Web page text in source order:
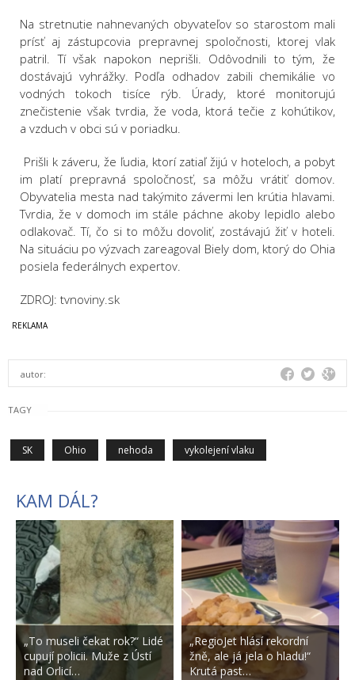
Na stretnutie nahnevaných obyvateľov so starostom mali
prísť aj zástupcovia prepravnej spoločnosti, ktorej vlak
patril. Tí však napokon neprišli. Odôvodnili to tým, že
dostávajú vyhrážky. Podľa odhadov zabili chemikálie vo
vodných tokoch tisíce rýb. Úrady, ktoré monitorujú
znečistenie však tvrdia, že voda, ktorá tečie z kohútikov,
a vzduch v obci sú v poriadku.
​Prišli k záveru, že ľudia, ktorí zatiaľ žijú v hoteloch, a pobyt
im platí prepravná spoločnosť, sa môžu vrátiť domov.
Obyvatelia mesta nad takýmito závermi len krútia hlavami.
Tvrdia, že v domoch im stále páchne akoby lepidlo alebo
odlakovač. Tí, čo si to môžu dovoliť, zostávajú žiť v hoteli.
Na situáciu po výzvach zareagoval Biely dom, ktorý do Ohia
posiela federálnych expertov.
ZDROJ: tvnoviny.sk
autor:
TAGY
SK Ohio nehoda vykolejení vlaku
KAM DÁL?
„To museli čekat rok?“ Lidé
cupují policii. Muže z Ústí
nad Orlicí…
„RegioJet hlásí rekordní
žně, ale já jela o hladu!“
Krutá past…